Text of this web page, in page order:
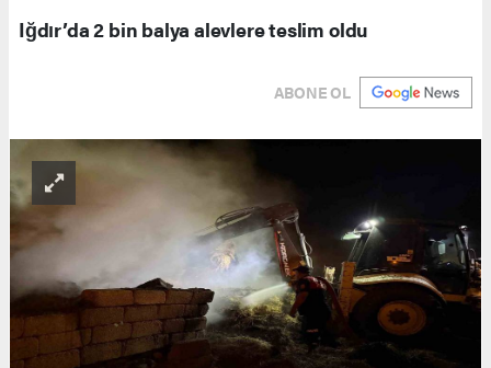
Iğdır’da 2 bin balya alevlere teslim oldu
ABONE OL